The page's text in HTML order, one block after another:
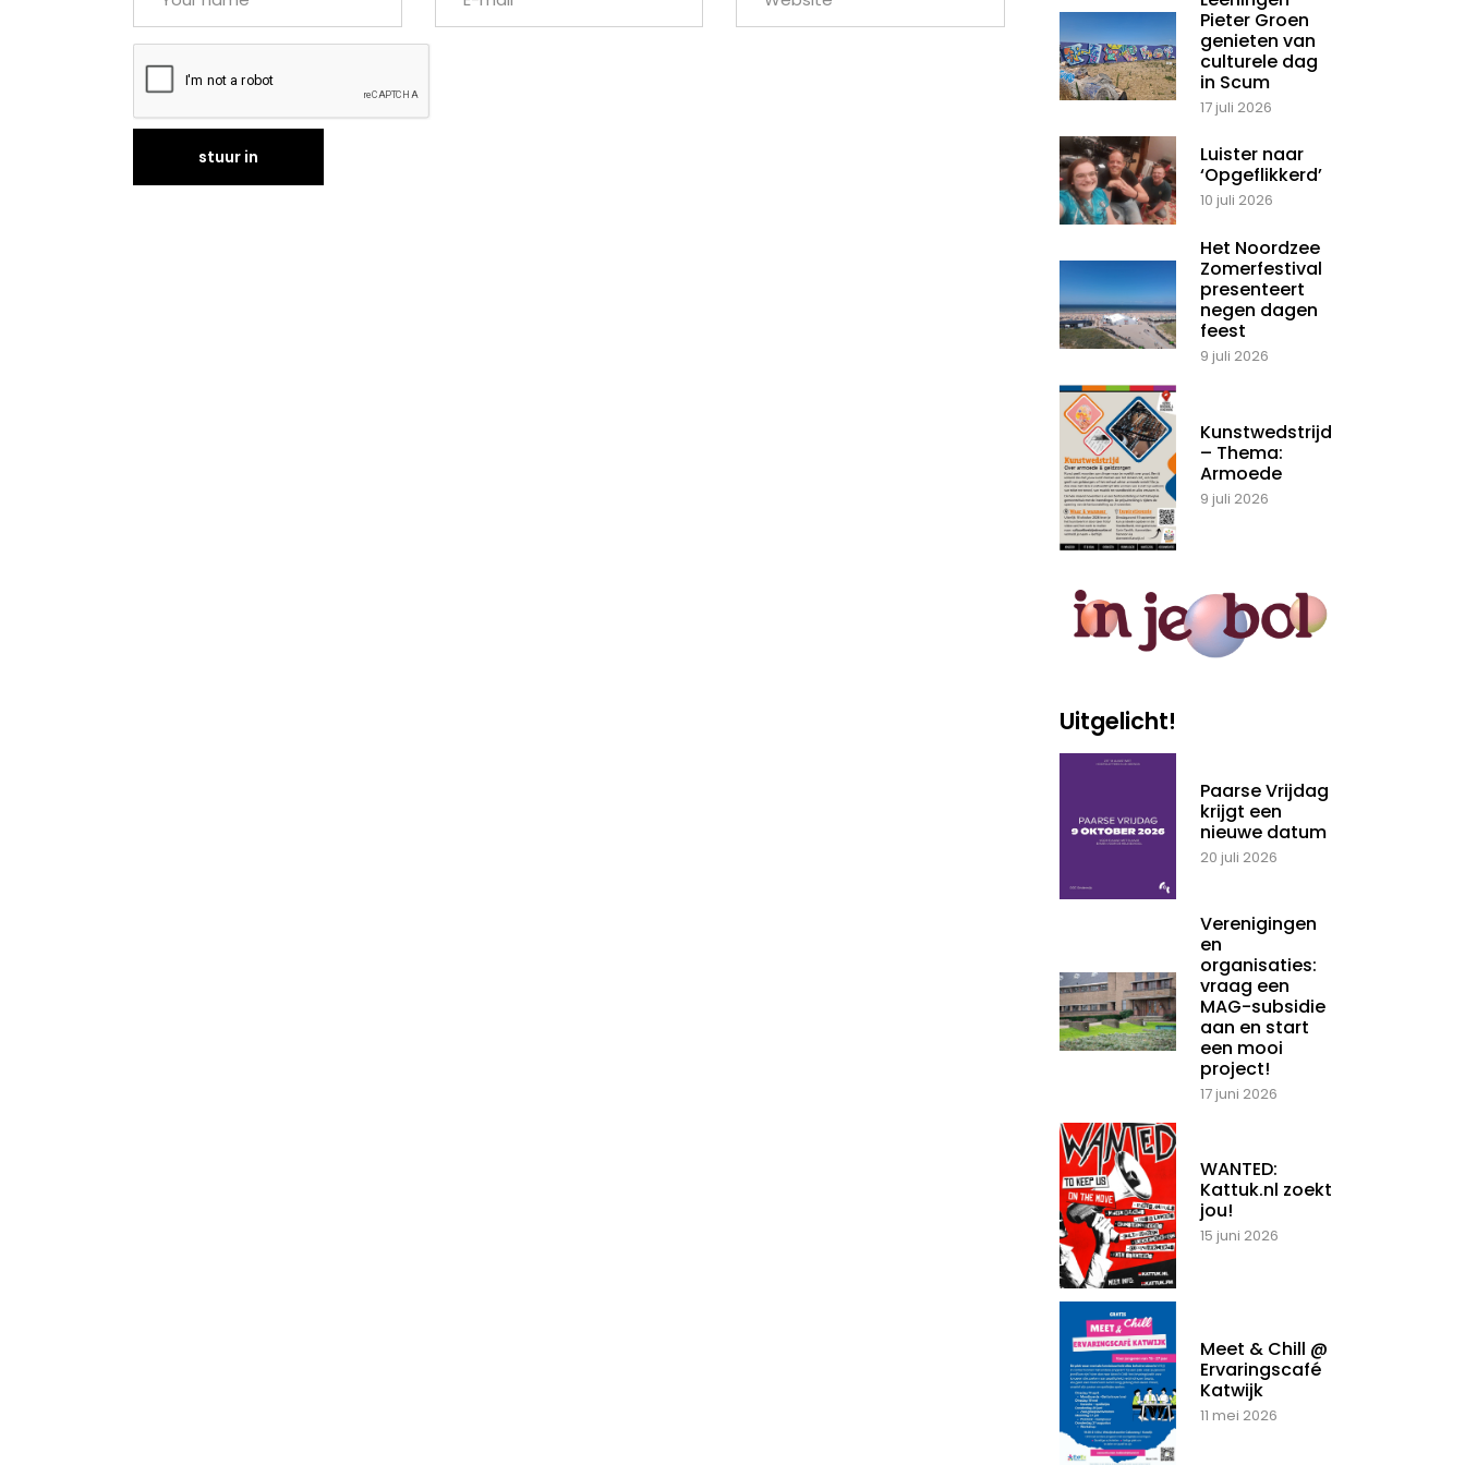
Pieter Groen
genieten van
culturele dag
in Scum
17 juli 2026
Luister naar
‘Opgeflikkerd’
10 juli 2026
Het Noordzee
Zomerfestival
presenteert
negen dagen
feest
9 juli 2026
Kunstwedstrijd
– Thema:
Armoede
9 juli 2026
Uitgelicht!
Paarse Vrijdag
krijgt een
nieuwe datum
20 juli 2026
Verenigingen
en
organisaties:
vraag een
MAG-subsidie
aan en start
een mooi
project!
17 juni 2026
WANTED:
Kattuk.nl zoekt
jou!
15 juni 2026
Meet & Chill @
Ervaringscafé
Katwijk
11 mei 2026